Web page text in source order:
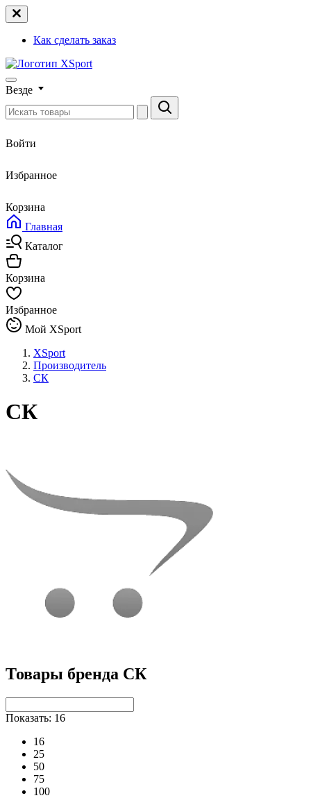
Как сделать заказ
Везде
Войти
Избранное
Корзина
Главная
Каталог
Корзина
Избранное
Мой XSport
XSport
Производитель
СК
СК
Товары бренда СК
Показать: 16
16
25
50
75
100